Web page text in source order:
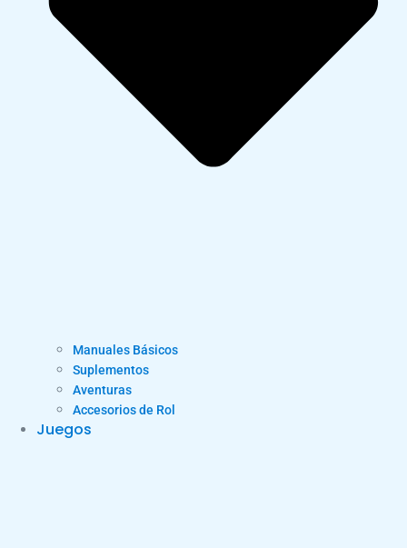
Manuales Básicos
Suplementos
Aventuras
Accesorios de Rol
Juegos